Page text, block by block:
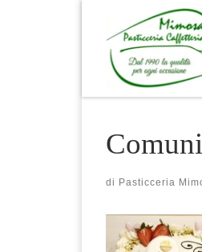
Passa al contenuto
di Pasticceria